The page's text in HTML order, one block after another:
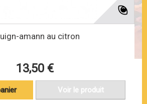
amann au citron
13,50 €
Voir le produit